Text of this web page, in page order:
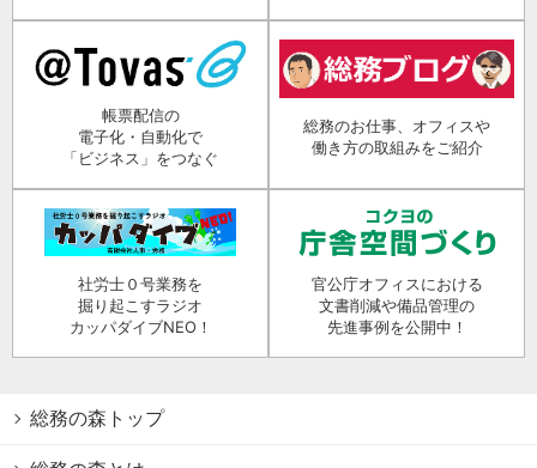
帳票配信の
電子化・自動化で
「ビジネス」をつなぐ
総務のお仕事、オフィスや
働き方の取組みをご紹介
社労士０号業務を
掘り起こすラジオ
カッパダイブNEO！
官公庁オフィスにおける
文書削減や備品管理の
先進事例を公開中！
総務の森トップ